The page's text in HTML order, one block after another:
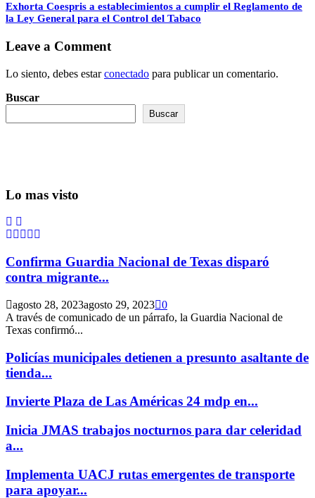
Exhorta Coespris a establecimientos a cumplir el Reglamento de
la Ley General para el Control del Tabaco
Leave a Comment
Lo siento, debes estarconectado para publicar un comentario.
Buscar
Buscar
Lo mas visto
Confirma Guardia Nacional de Texas disparó
contra migrante...
agosto 28, 2023agosto 29, 2023 0
A través de comunicado de un párrafo, la Guardia Nacional de
Texas confirmó...
Policías municipales detienen a presunto asaltante de
tienda...
Invierte Plaza de Las Américas 24 mdp en...
Inicia JMAS trabajos nocturnos para dar celeridad
a...
Implementa UACJ rutas emergentes de transporte
para apoyar...